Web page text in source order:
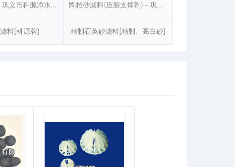
石榴石滤料－巩义市科源净水材料厂[科源牌] 陶粒砂滤料(压裂支撑剂)－巩义市科源净水材料厂[科源牌]
料[科源牌] 精制石英砂滤料[精制、高白砂]